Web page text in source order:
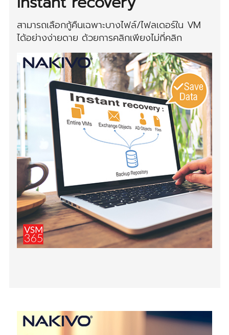
สามารถเลือกกู้คืนเฉพาะบางไฟล์/ไฟลเดอร์ใน VM
ได้อย่างง่ายดาย ด้วยการคลิกเพียงไม่กี่คลิก